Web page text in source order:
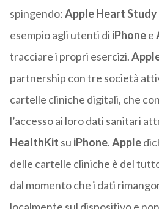
spingendo:Apple Heart Study
esempio agli utenti di iPhonee
tracciare i propri esercizi.
partnership con tre società
cartelle cliniche digitali, che
l’accesso ai loro dati sanitari
HealthKit su iPhone.Apple
delle cartelle cliniche è del
dal momento che i dati